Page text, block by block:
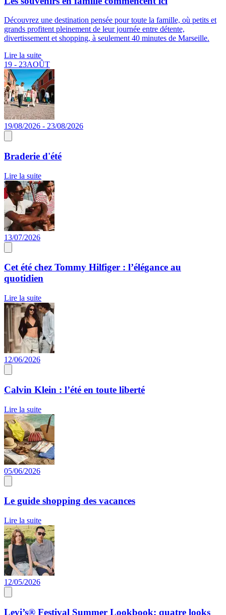
Découvrez une destination pensée pour toute la famille, où petits et
grands profitent pleinement de leur journée entre détente,
divertissement et shopping, à seulement 40 minutes de Marseille.
Lire la suite
19 - 23AOÛT
19/08/2026 - 23/08/2026
Braderie d'été
Lire la suite
13/07/2026
Cet été chez Tommy Hilfiger : l’élégance au
quotidien
Lire la suite
12/06/2026
Calvin Klein : l’été en toute liberté
Lire la suite
05/06/2026
Le guide shopping des vacances
Lire la suite
12/05/2026
Levi’s® Festival Summer Lookbook: quatre looks